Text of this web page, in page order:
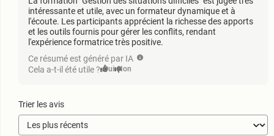
intéressante et utile, avec un formateur dynamique et à
l'écoute. Les participants apprécient la richesse des apports
et les outils fournis pour gérer les conflits, rendant
l'expérience formatrice très positive.
Ce résumé est généré par IA
Cela a-t-il été utile ? Oui Non
Trier les avis